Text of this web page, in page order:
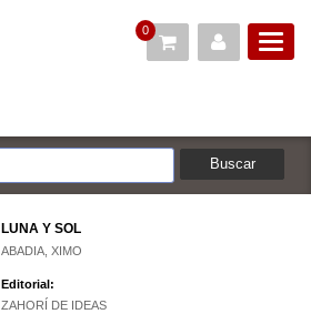
0
LUNA Y SOL
ABADIA, XIMO
Editorial:
ZAHORÍ DE IDEAS